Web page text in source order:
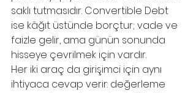
saklı tutmasıdır. Convertible Debt
ise kâğıt üstünde borçtur; vade ve
faizle gelir, ama günün sonunda
hisseye çevrilmek için vardır.
Her iki araç da girişimci için aynı
ihtiyaca cevap verir: değerleme